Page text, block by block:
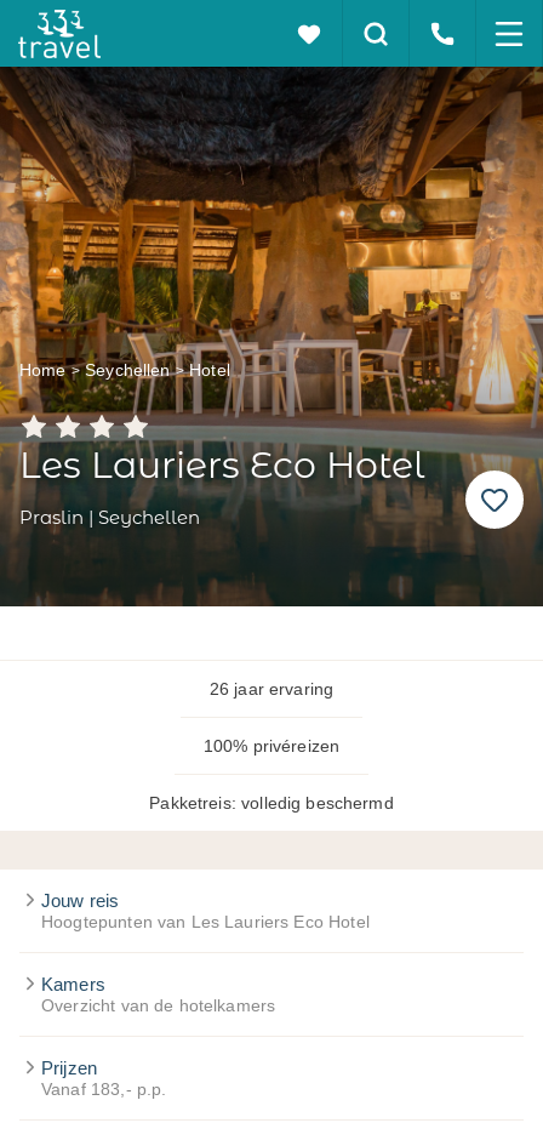
Home Seychellen Hotel
Les Lauriers Eco Hotel
Praslin | Seychellen
26 jaar ervaring
100% privéreizen
Pakketreis: volledig beschermd
Jouw reis
Hoogtepunten van Les Lauriers Eco Hotel
Kamers
Overzicht van de hotelkamers
Prijzen
Vanaf 183,- p.p.